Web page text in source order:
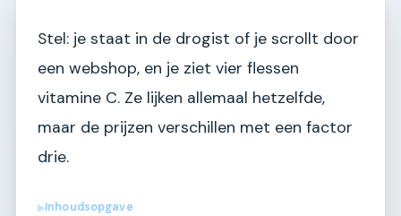
Stel: je staat in de drogist of je scrollt door
een webshop, en je ziet vier flessen
vitamine C. Ze lijken allemaal hetzelfde,
maar de prijzen verschillen met een factor
drie.
▶Inhoudsopgave